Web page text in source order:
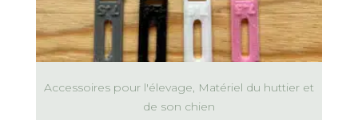
Accessoires pour l'élevage, Matériel du huttier et
de son chien